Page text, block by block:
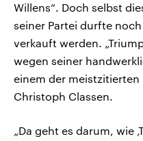
Willens“. Doch selbst
seiner Partei durfte
verkauft werden.
wegen seiner
einem der
Christoph Classen.
„Da geht es darum, wie